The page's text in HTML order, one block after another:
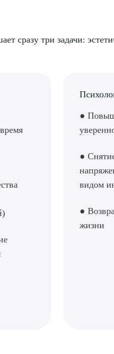
сразу три задачи:
●
●
видом
●
жизни